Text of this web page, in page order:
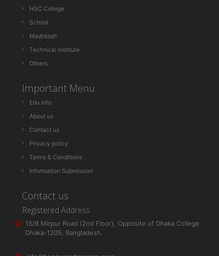
HSC College
School
Madrasah
Technical Institute
Others
Important Menu
Edu Info
About us
Contact us
Privacy policy
Terms & Conditions
Information Submission
Contact us
Registered Address
15/B Mirpur Road (2nd Floor), Opposite of Dhaka College
Dhaka-1205, Bangladesh.